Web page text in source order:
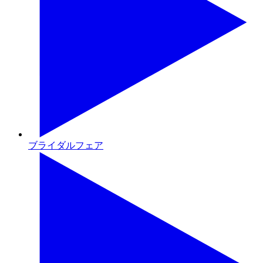
ブライダルフェア